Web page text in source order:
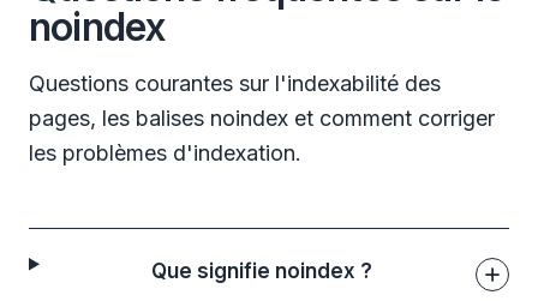
noindex
Questions courantes sur l'indexabilité des
pages, les balises noindex et comment corriger
les problèmes d'indexation.
Que signifie noindex ?